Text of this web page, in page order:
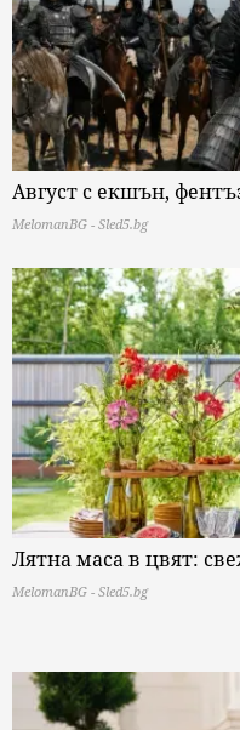
Август с екшън,
MelomanBG - Sled5.bg
Лятна маса в цвят:
MelomanBG - Sled5.bg